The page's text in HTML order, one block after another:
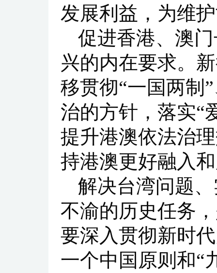
发展利益，为维
促进香港、澳
兴的内在要求。
移贯彻“一国两制
治的方针，落实“
提升港澳依法治
持港澳更好融入
解决台湾问题
不渝的历史任务
要深入贯彻新时
一个中国原则和“